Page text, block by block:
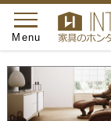
toggle
navigation
Menu